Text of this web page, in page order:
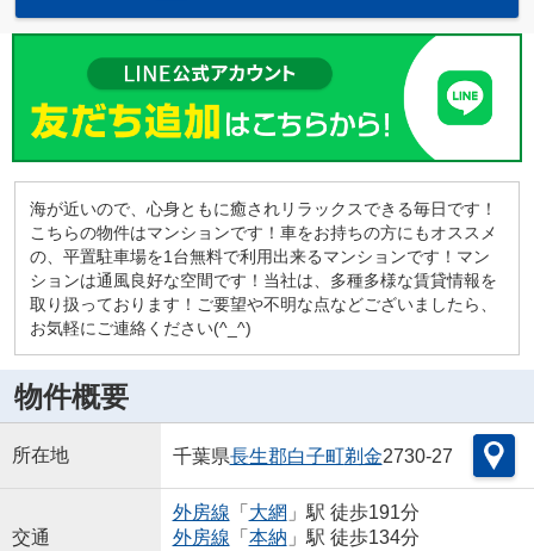
海が近いので、心身ともに癒されリラックスできる毎日です！
こちらの物件はマンションです！車をお持ちの方にもオススメ
の、平置駐車場を1台無料で利用出来るマンションです！マン
ションは通風良好な空間です！当社は、多種多様な賃貸情報を
取り扱っております！ご要望や不明な点などございましたら、
お気軽にご連絡ください(^_^)
物件概要
所在地 千葉県長生郡白子町剃金2730-27
交通
外房線 「 大網 」駅 徒歩191分
外房線 「 本納 」駅 徒歩134分